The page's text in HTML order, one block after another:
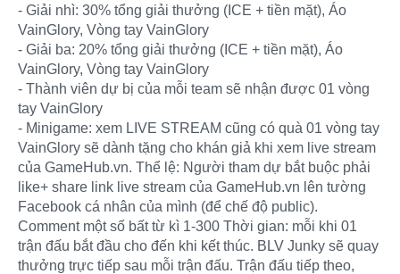
- Giải nhì: 30% tổng giải thưởng (ICE + tiền mặt), Áo
VainGlory, Vòng tay VainGlory
- Giải ba: 20% tổng giải thưởng (ICE + tiền mặt), Áo
VainGlory, Vòng tay VainGlory
- Thành viên dự bị của mỗi team sẽ nhận được 01 vòng
tay VainGlory
- Minigame: xem LIVE STREAM cũng có quà 01 vòng tay
VainGlory sẽ dành tặng cho khán giả khi xem live stream
của GameHub.vn. Thể lệ: Người tham dự bắt buộc phải
like+ share link live stream của GameHub.vn lên tường
Facebook cá nhân của mình (để chế độ public).
Comment một số bất từ kì 1-300 Thời gian: mỗi khi 01
trận đấu bắt đầu cho đến khi kết thúc. BLV Junky sẽ quay
thưởng trực tiếp sau mỗi trận đấu. Trận đấu tiếp theo,